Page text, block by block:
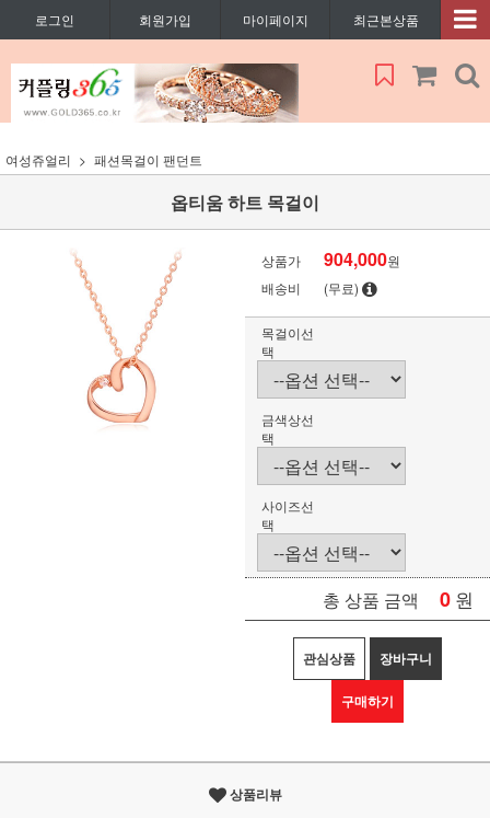
로그인 회원가입 마이페이지 최근본상품
여성쥬얼리 패션목걸이 팬던트
옵티움 하트 목걸이
상품가 904,000원
배송비
(무료)
목걸이선
택
금색상선
택
사이즈선
택
총 상품 금액 0 원
관심상품 장바구니
구매하기
상품리뷰